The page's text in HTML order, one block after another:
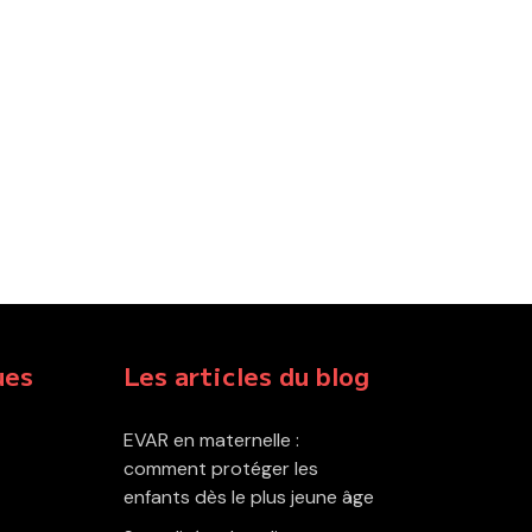
Les articles du blog
EVAR en maternelle :
comment protéger les
enfants dès le plus jeune âge